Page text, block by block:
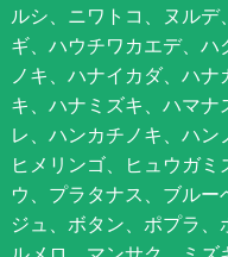
ルシ、ニワトコ、ヌル
ギ、ハウチワカエデ、
ノキ、ハナイカダ、ハ
キ、ハナミズキ、ハマ
レ、ハンカチノキ、ハン
ヒメリンゴ、ヒュウガ
ウ、プラタナス、ブル
ジュ、ボタン、ポプラ